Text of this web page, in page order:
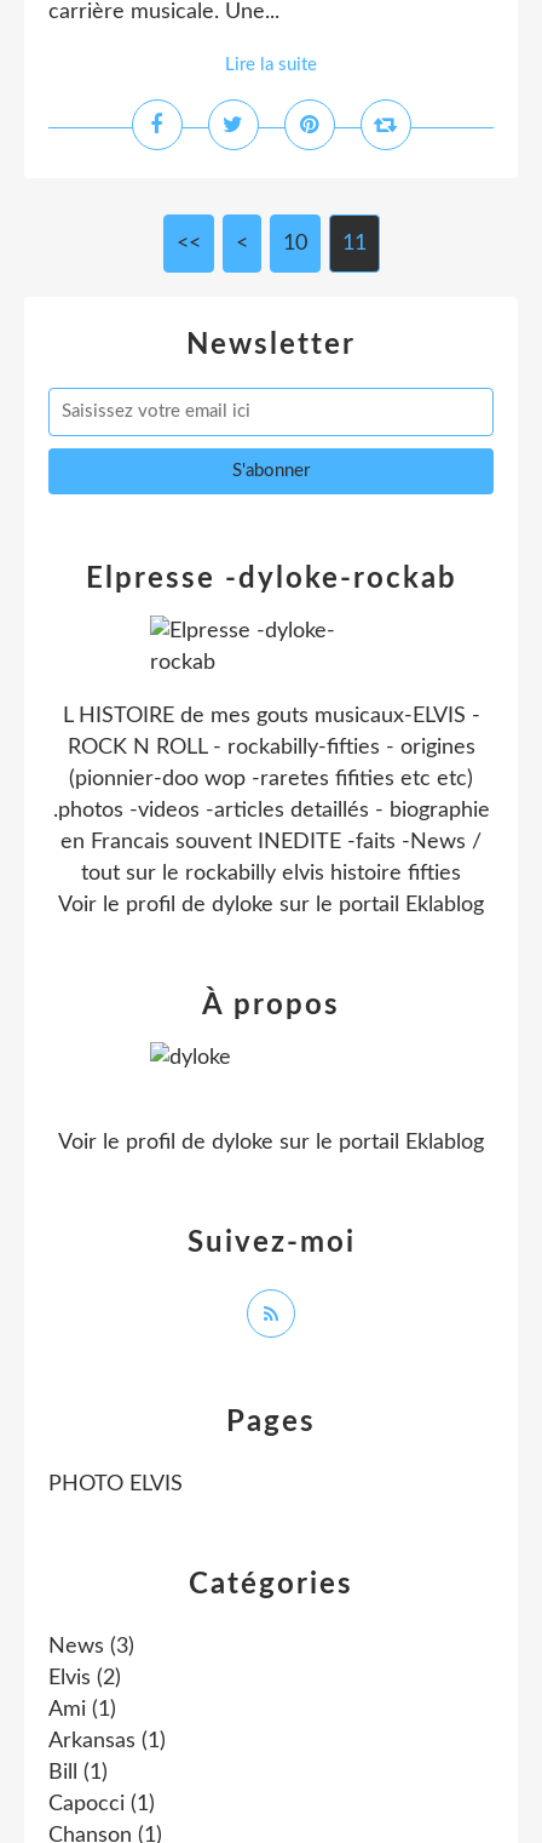
carrière musicale. Une...
Lire la suite
<< < 10 11
Newsletter
Catégories
News (3)
Elvis (2)
Ami (1)
Arkansas (1)
Bill
(1)
Capocci (1)
Chanson (1)
Pages
PHOTO ELVIS
Elpresse -dyloke-rockab
L HISTOIRE de mes gouts musicaux-ELVIS -
ROCK N ROLL - rockabilly-fifties - origines
(pionnier-doo wop -raretes fifities etc etc)
.photos -videos -articles detaillés - biographie
en Francais souvent INEDITE -faits -News /
tout sur le rockabilly elvis histoire fifties
Voir le profil de dyloke sur le portail Eklablog
Suivez-moi
À propos
Voir le profil de dyloke sur le portail Eklablog